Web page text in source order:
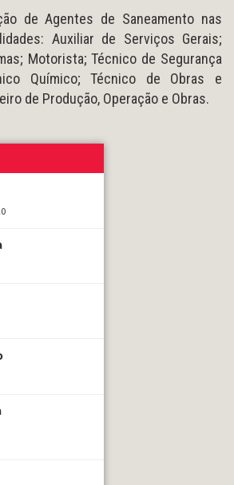
de Agentes de Saneamento nas
Auxiliar de Serviços Gerais;
Motorista; Técnico de Segurança
Químico; Técnico de Obras e
de Produção, Operação e Obras.